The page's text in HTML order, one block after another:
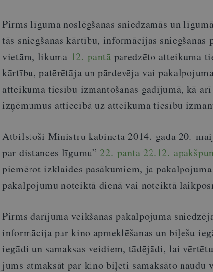
Pirms līguma noslēgšanas sniedzamās un
tās sniegšanas kārtību, informācijas sniegšanas
vietām, likuma 12. pantā paredzēto atteikuma
kārtību, patērētāja un pārdevēja vai
atteikuma tiesību izmantošanas gadījumā, kā
izņēmumus attiecībā uz atteikuma tiesību
Atbilstoši Ministru kabineta 2014. gada 20.
par distances līgumu” 22. panta 22.12.
piemērot izklaides pasākumiem, ja
pakalpojumu noteiktā dienā vai noteiktā
Pirms darījuma veikšanas pakalpojuma
informācija par kino apmeklēšanas un biļešu
iegādi un samaksas veidiem, tādējādi, lai
jums atmaksāt par kino biļeti samaksāto naudu